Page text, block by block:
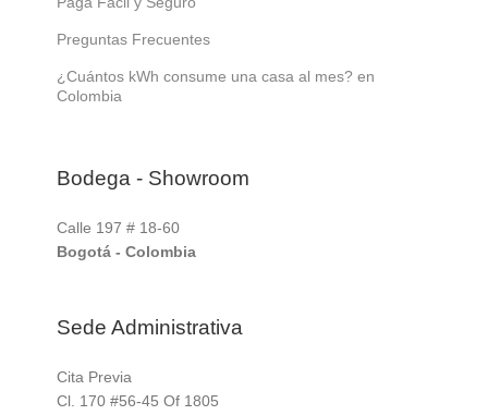
Preguntas Frecuentes
¿Cuántos kWh consume una casa al mes? en
Colombia
Bodega - Showroom
Calle 197 # 18-60
Bogotá - Colombia
Sede Administrativa
Cita Previa
Cl. 170 #56-45 Of 1805